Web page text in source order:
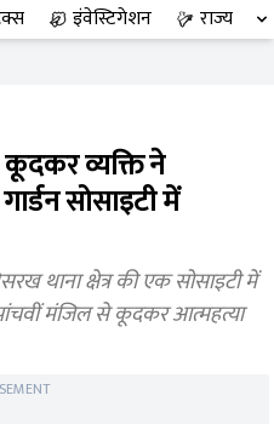
इंवेस्टिगेशन राज्य
व्यक्ति ने
सोसाइटी में
थाना क्षेत्र की एक सोसाइटी में
मंजिल से कूदकर आत्महत्या